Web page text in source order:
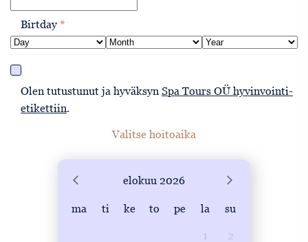
Birtday*
Olen tutustunut ja hyväksyn Spa Tours OÜ hyvinvointi-
etikettiin.
Valitse hoitoaika
elokuu 2026
ma ti ke to pe la su
1
2